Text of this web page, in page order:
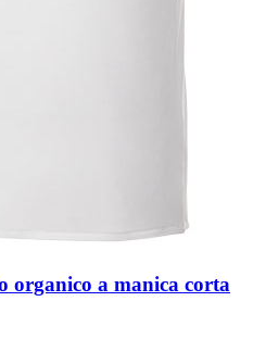
organico a manica corta